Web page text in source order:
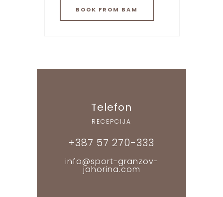
BOOK FROM BAM
Telefon
RECEPCIJA
+387 57 270-333
info@sport-granzov-
jahorina.com